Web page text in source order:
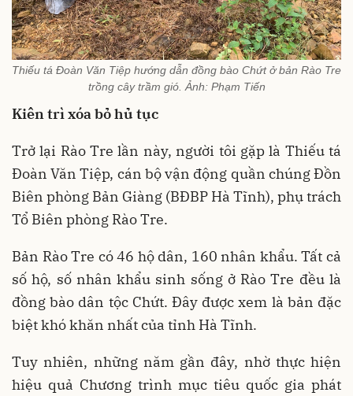
Thiếu tá Đoàn Văn Tiệp hướng dẫn đồng bào Chứt ở bản Rào Tre
trồng cây trầm gió. Ảnh: Phạm Tiến
Kiên trì xóa bỏ hủ tục
Trở lại Rào Tre lần này, người tôi gặp là Thiếu tá
Đoàn Văn Tiệp, cán bộ vận động quần chúng Đồn
Biên phòng Bản Giàng (BĐBP Hà Tĩnh), phụ trách
Tổ Biên phòng Rào Tre.
Bản Rào Tre có 46 hộ dân, 160 nhân khẩu. Tất cả
số hộ, số nhân khẩu sinh sống ở Rào Tre đều là
đồng bào dân tộc Chứt. Đây được xem là bản đặc
biệt khó khăn nhất của tỉnh Hà Tĩnh.
Tuy nhiên, những năm gần đây, nhờ thực hiện
hiệu quả Chương trình mục tiêu quốc gia phát